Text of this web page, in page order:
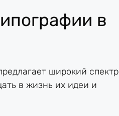
в
широкий спектр
в жизнь их идеи и